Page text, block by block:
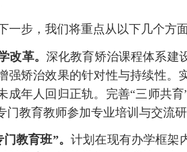
一步，我们将重点从以下几个方
改革。 深化教育矫治课程体系建
强矫治效果的针对性与持续性。
成年人回归正轨。 完善“三师共
门教育教师参加专业培训与交流
门教育班”。 计划在现有办学框架